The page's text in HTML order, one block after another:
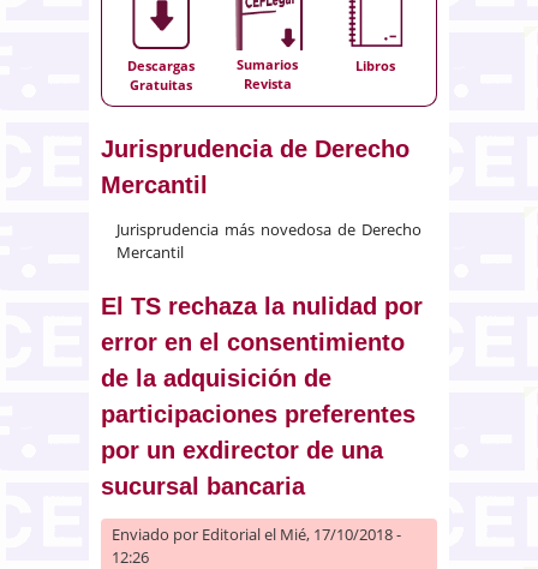
Descargas
Gratuitas
Sumarios
Revista
Libros
Jurisprudencia de Derecho
Mercantil
Jurisprudencia más novedosa de Derecho
Mercantil
El TS rechaza la nulidad por
error en el consentimiento
de la adquisición de
participaciones preferentes
por un exdirector de una
sucursal bancaria
Enviado por Editorialel Mié, 17/10/2018 -
12:26